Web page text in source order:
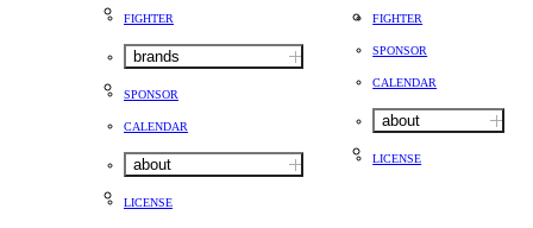
FIGHTER
brands
SPONSOR
CALENDAR
about
LICENSE
FIGHTER
SPONSOR
CALENDAR
about
LICENSE